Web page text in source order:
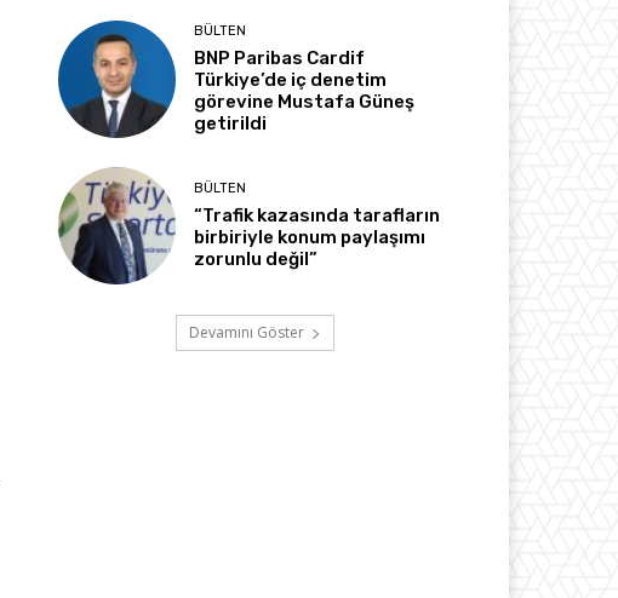
BÜLTEN
BNP Paribas Cardif
Türkiye’de iç denetim
görevine Mustafa Güneş
getirildi
BÜLTEN
“Trafik kazasında tarafların
birbiriyle konum paylaşımı
zorunlu değil”
Devamını Göster